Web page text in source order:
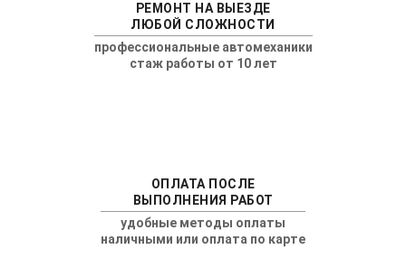
РЕМОНТ НА ВЫЕЗДЕ
ЛЮБОЙ СЛОЖНОСТИ
профессиональные автомеханики
стаж работы от 10 лет
ОПЛАТА ПОСЛЕ
ВЫПОЛНЕНИЯ РАБОТ
удобные методы оплаты
наличными или оплата по карте